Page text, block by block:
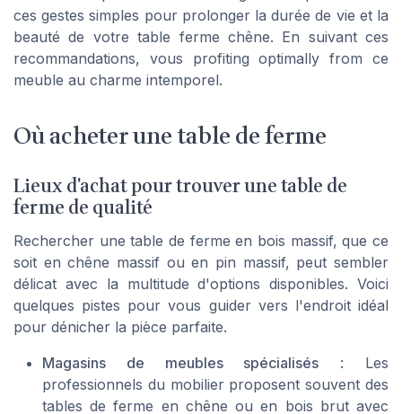
ces gestes simples pour prolonger la durée de vie et la
beauté de votre table ferme chêne. En suivant ces
recommandations, vous profiting optimally from ce
meuble au charme intemporel.
Où acheter une table de ferme
Lieux d'achat pour trouver une table de
ferme de qualité
Rechercher une table de ferme en bois massif, que ce
soit en chêne massif ou en pin massif, peut sembler
délicat avec la multitude d'options disponibles. Voici
quelques pistes pour vous guider vers l'endroit idéal
pour dénicher la pièce parfaite.
Magasins de meubles spécialisés : Les
professionnels du mobilier proposent souvent des
tables de ferme en chêne ou en bois brut avec